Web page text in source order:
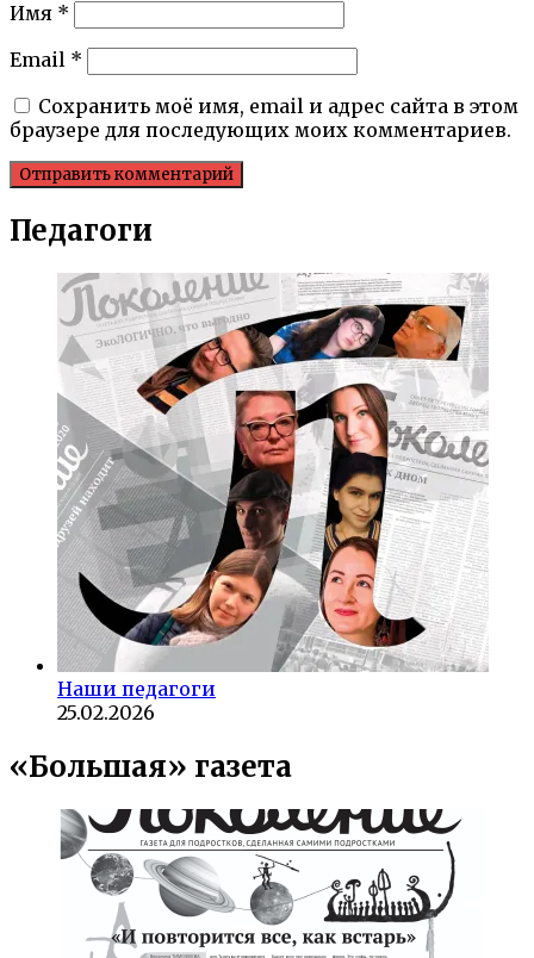
Имя *
Email *
Сохранить моё имя, email и адрес сайта в этом
браузере для последующих моих комментариев.
Педагоги
Наши педагоги
25.02.2026
«Большая» газета